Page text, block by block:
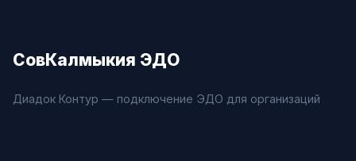
СовКалмыкия ЭДО
Диадок Контур — подключение ЭДО для организаций